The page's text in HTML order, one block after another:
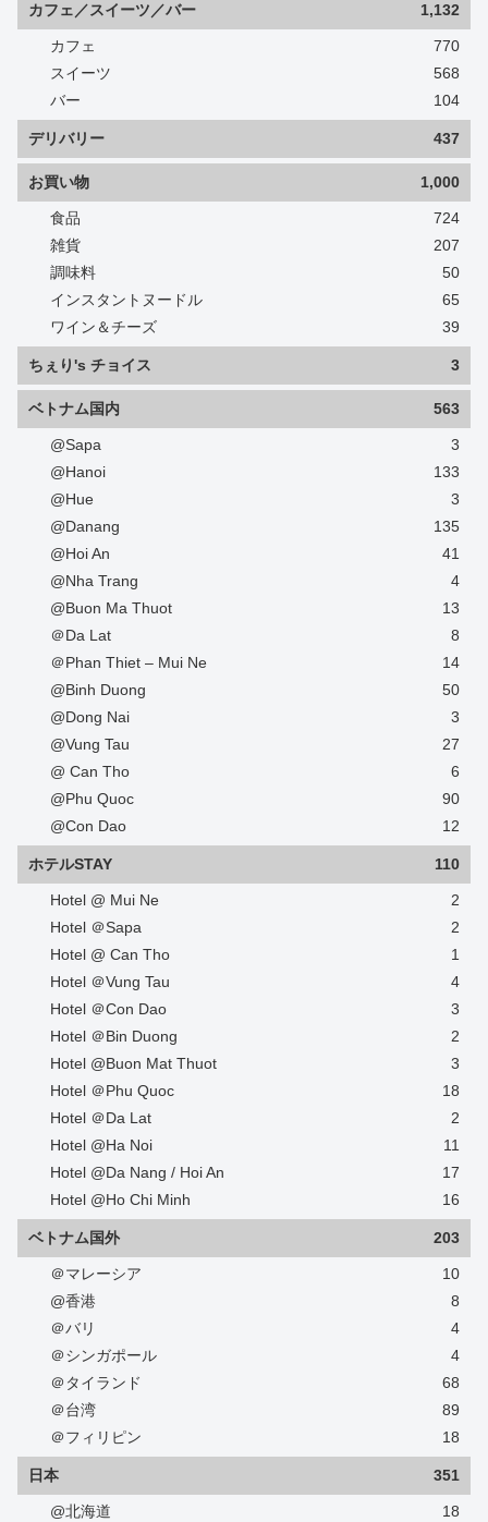
カフェ／スイーツ／バー 1,132
カフェ
770
スイーツ
568
バー
104
デリバリー 437
お買い物 1,000
食品
724
雑貨
207
調味料
50
インスタントヌードル
65
ワイン＆チーズ
39
ちぇり's チョイス 3
ベトナム国内 563
@Sapa
3
@Hanoi
133
@Hue
3
@Danang
135
@Hoi An
41
@Nha Trang
4
@Buon Ma Thuot
13
＠Da Lat
8
＠Phan Thiet – Mui Ne
14
@Binh Duong
50
@Dong Nai
3
@Vung Tau
27
@ Can Tho
6
@Phu Quoc
90
@Con Dao
12
ホテルSTAY 110
Hotel @ Mui Ne
2
Hotel ＠Sapa
2
Hotel @ Can Tho
1
Hotel ＠Vung Tau
4
Hotel ＠Con Dao
3
Hotel ＠Bin Duong
2
Hotel @Buon Mat Thuot
3
Hotel ＠Phu Quoc
18
Hotel ＠Da Lat
2
Hotel @Ha Noi
11
Hotel @Da Nang / Hoi An
17
Hotel @Ho Chi Minh
16
ベトナム国外 203
＠マレーシア
10
@香港
8
＠バリ
4
＠シンガポール
4
＠タイランド
68
＠台湾
89
＠フィリピン
18
日本 351
@北海道
18